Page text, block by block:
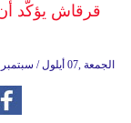
قرقاش يؤكّد
20:44 2018 الجمعة ,07 أيلول / سبتمبر